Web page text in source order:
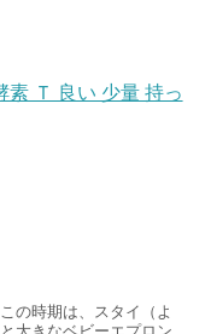
素 Ｔ 良い 少量 持っ
の時期は、スタイ（よ